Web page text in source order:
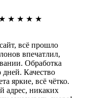
★ ★ ★ ★
всё прошло
впечатлил,
Обработка
дней. Качество
яркие, всё чётко.
адрес, никаких